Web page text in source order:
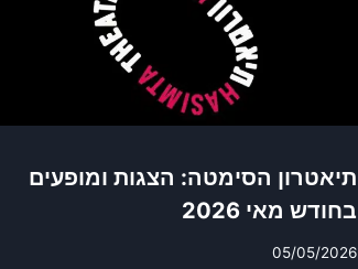
תיאטרון הסימטה: הצגות ומופעים
בחודש מאי 2026
05/05/2026